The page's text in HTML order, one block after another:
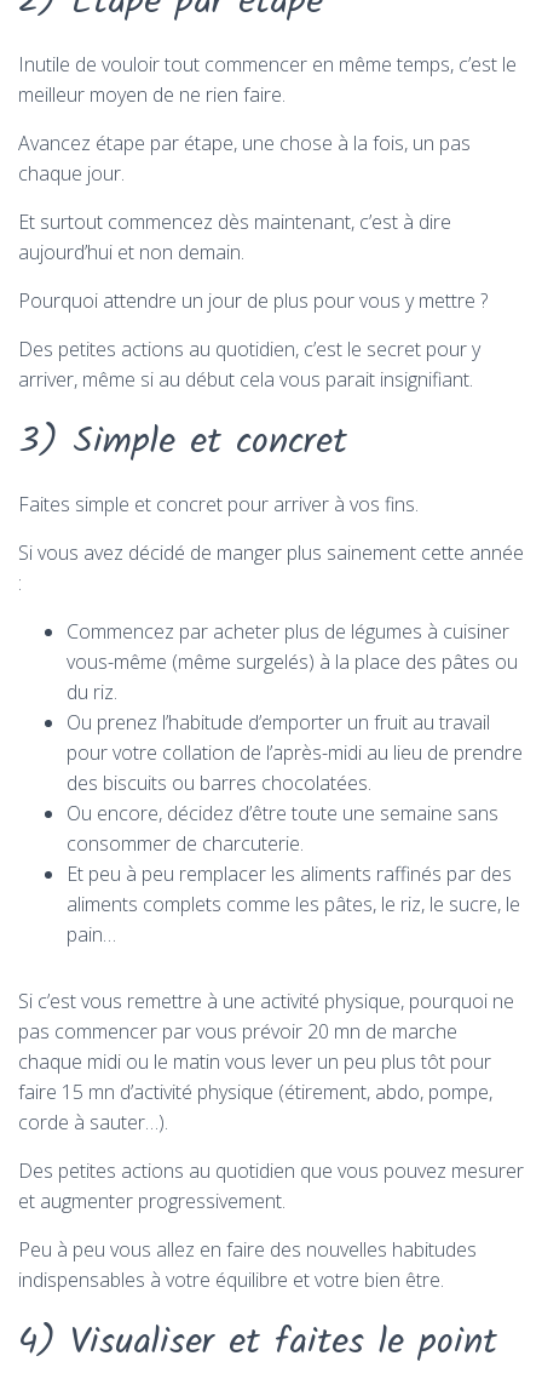
Inutile de vouloir tout commencer en même temps, c’est le
meilleur moyen de ne rien faire.
Avancez étape par étape, une chose à la fois, un pas
chaque jour.
Et surtout commencez dès maintenant, c’est à dire
aujourd’hui et non demain.
Pourquoi attendre un jour de plus pour vous y mettre ?
Des petites actions au quotidien, c’est le secret pour y
arriver, même si au début cela vous parait insignifiant.
3) Simple et concret
Faites simple et concret pour arriver à vos fins.
Si vous avez décidé de manger plus sainement cette année
:
Commencez par acheter plus de légumes à cuisiner
vous-même (même surgelés) à la place des pâtes ou
du riz.
Ou prenez l’habitude d’emporter un fruit au travail
pour votre collation de l’après-midi au lieu de prendre
des biscuits ou barres chocolatées.
Ou encore, décidez d’être toute une semaine sans
consommer de charcuterie.
Et peu à peu remplacer les aliments raffinés par des
aliments complets comme les pâtes, le riz, le sucre, le
pain…
Si c’est vous remettre à une activité physique, pourquoi ne
pas commencer par vous prévoir 20 mn de marche
chaque midi ou le matin vous lever un peu plus tôt pour
faire 15 mn d’activité physique (étirement, abdo, pompe,
corde à sauter…).
Des petites actions au quotidien que vous pouvez mesurer
et augmenter progressivement.
Peu à peu vous allez en faire des nouvelles habitudes
indispensables à votre équilibre et votre bien être.
4) Visualiser et faites le point